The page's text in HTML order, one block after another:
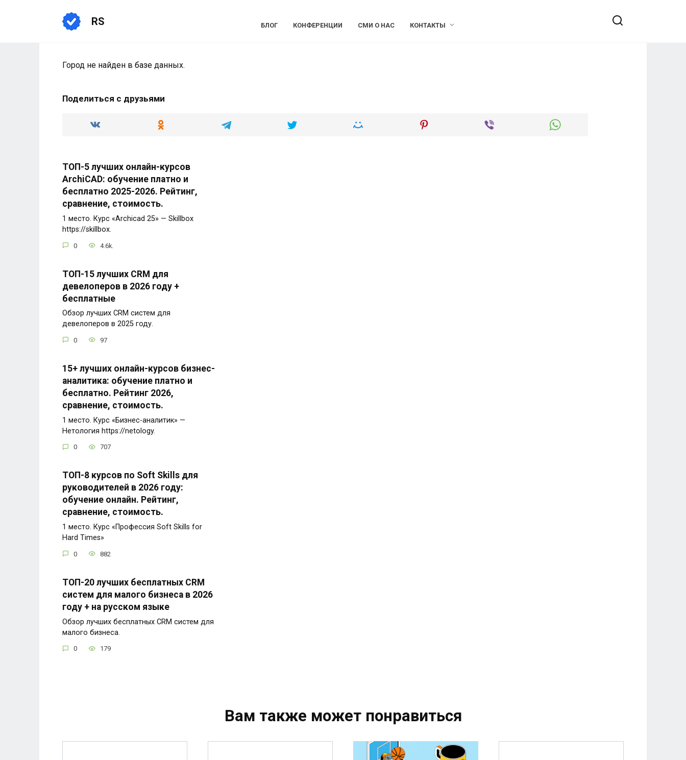
RS БЛОГ КОНФЕРЕНЦИИ СМИ О НАС КОНТАКТЫ
Город не найден в базе данных.
Поделиться с друзьями
ТОП-5 лучших онлайн-курсов
ArchiCAD: обучение платно и
бесплатно 2025-2026. Рейтинг,
сравнение, стоимость.
1 место. Курс «Archicad 25» — Skillbox
https://skillbox.
0 4.6k.
ТОП-15 лучших CRM для
девелоперов в 2026 году +
бесплатные
Обзор лучших CRM систем для
девелоперов в 2025 году.
0 97
15+ лучших онлайн-курсов бизнес-
аналитика: обучение платно и
бесплатно. Рейтинг 2026,
сравнение, стоимость.
1 место. Курс «Бизнес-аналитик» —
Нетология https://netology.
0 707
ТОП-8 курсов по Soft Skills для
руководителей в 2026 году:
обучение онлайн. Рейтинг,
сравнение, стоимость.
1 место. Курс «Профессия Soft Skills for
Hard Times»
0 882
ТОП-20 лучших бесплатных CRM
систем для малого бизнеса в 2026
году + на русском языке
Обзор лучших бесплатных CRM систем для
малого бизнеса.
0 179
Вам также может понравиться